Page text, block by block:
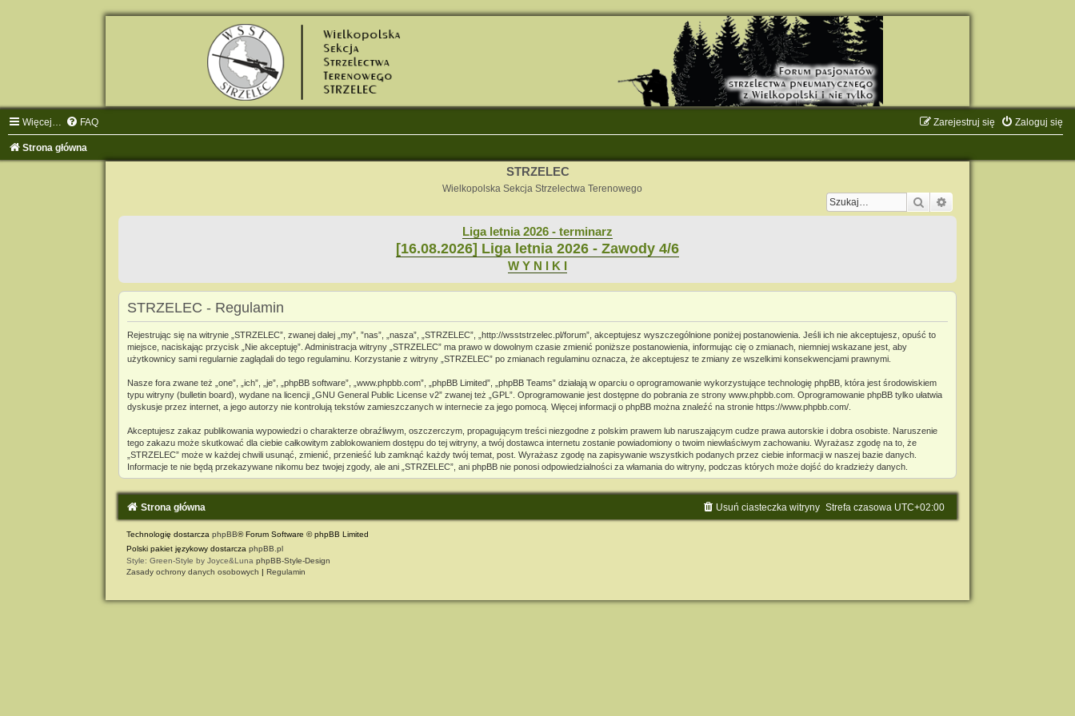
Więcej… FAQ Zaloguj się
Zarejestruj się
Strona główna
STRZELEC
Wielkopolska Sekcja Strzelectwa Terenowego
Szukaj
Liga letnia 2026 - terminarz
[16.08.2026] Liga letnia 2026 - Zawody 4/6
W Y N I K I
STRZELEC - Regulamin
Rejestrując się na witrynie „STRZELEC”, zwanej dalej „my”, ”nas”, „nasza”, „STRZELEC”, „http://wsststrzelec.pl/forum”, akceptujesz wyszczególnione poniżej postanowienia. Jeśli ich nie akceptujesz, opuść to
miejsce, naciskając przycisk „Nie akceptuję”. Administracja witryny „STRZELEC” ma prawo w dowolnym czasie zmienić poniższe postanowienia, informując cię o zmianach, niemniej wskazane jest, aby
użytkownicy sami regularnie zaglądali do tego regulaminu. Korzystanie z witryny „STRZELEC” po zmianach regulaminu oznacza, że akceptujesz te zmiany ze wszelkimi konsekwencjami prawnymi.
Nasze fora zwane też „one”, „ich”, „je”, „phpBB software”, „www.phpbb.com”, „phpBB Limited”, „phpBB Teams” działają w oparciu o oprogramowanie wykorzystujące technologię phpBB, która jest środowiskiem
typu witryny (bulletin board), wydane na licencji „ GNU General Public License v2” zwanej też „GPL”. Oprogramowanie jest dostępne do pobrania ze strony www.phpbb.com. Oprogramowanie phpBB tylko ułatwia
dyskusje przez internet, a jego autorzy nie kontrolują tekstów zamieszczanych w internecie za jego pomocą. Więcej informacji o phpBB można znaleźć na stronie https://www.phpbb.com/.
Akceptujesz zakaz publikowania wypowiedzi o charakterze obraźliwym, oszczerczym, propagującym treści niezgodne z polskim prawem lub naruszającym cudze prawa autorskie i dobra osobiste. Naruszenie
tego zakazu może skutkować dla ciebie całkowitym zablokowaniem dostępu do tej witryny, a twój dostawca internetu zostanie powiadomiony o twoim niewłaściwym zachowaniu. Wyrażasz zgodę na to, że
„STRZELEC” może w każdej chwili usunąć, zmienić, przenieść lub zamknąć każdy twój temat, post. Wyrażasz zgodę na zapisywanie wszystkich podanych przez ciebie informacji w naszej bazie danych.
Informacje te nie będą przekazywane nikomu bez twojej zgody, ale ani „STRZELEC”, ani phpBB nie ponosi odpowiedzialności za włamania do witryny, podczas których może dojść do kradzieży danych.
Strona główna Strefa czasowa UTC+02:00
Usuń ciasteczka witryny
Technologię dostarcza phpBB® Forum Software © phpBB Limited
Polski pakiet językowy dostarcza phpBB.pl
Style: Green-Style by Joyce&Luna phpBB-Style-Design
Zasady ochrony danych osobowych | Regulamin